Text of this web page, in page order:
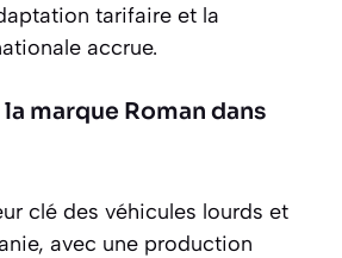
tarifaire et la
accrue.
marque Roman dans
clé des véhicules lourds et
avec une production